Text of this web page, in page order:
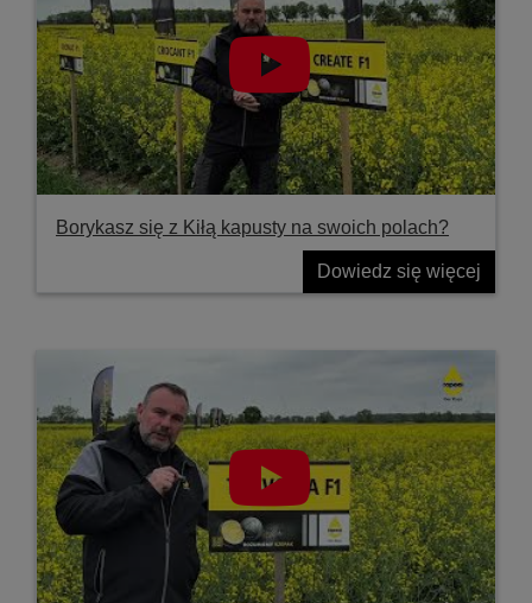
Borykasz się z Kiłą kapusty na swoich polach?
Dowiedz się więcej